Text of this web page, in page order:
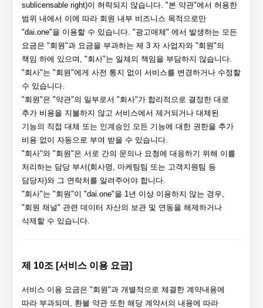
sublicensable right)이 허락되지 않습니다. "본 약관"에서 허용한
범위 내에서 이에 따라 회원 내부 비즈니스 목적으로만
"dai.one"을 이용할 수 있습니다. "광고매체" 에서 발생하는 모든
요금은 "회원"과 요금을 부과하는 제 3 자 사업자와 "회원"의
책임 하에 있으며, "회사"는 일체의 책임을 부담하지 않습니다.
"회사"는 "회원"에게 사전 통지 없이 서비스를 변경하거나 수정할
수 있습니다.
"회원"은 "약관"의 일부로서 "회사"가 합리적으로 결정한 대로
추가 비용을 지불하지 않고 서비스에서 제거되거나 대체된
기능의 직접 대체 또는 인계승인 모든 기능에 대한 권한을 추가
비용 없이 자동으로 부여 받을 수 있습니다.
"회사"와 "회원"은 서로 간의 문의나 요청에 대응하기 위해 이를
처리하는 담당 부서(회사명, 마케팅팀 또는 고객지원팀 등
담당자)와 그 연락처를 알려주어야 합니다.
"회사"는 "회원"이 "dai.one"을 1년 이상 이용하지 않는 경우,
"회원 채널" 관련 데이터 자산의 보관 및 연동을 해제하거나
삭제할 수 있습니다.
제 10조 [서비스 이용 요금]
서비스 이용 요금은 "회원"과 개별적으로 체결한 계약내용에
따라 부과되며, 환불 약관 또한 해당 계약서의 내용에 따라